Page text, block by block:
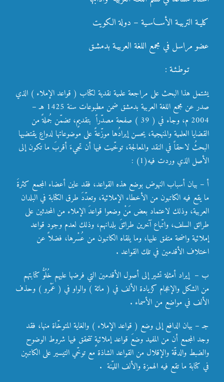
كليـة التربيـة الأسـاسـية – دولة الكويت
عضو مراسل في مجمع اللغة العربيـة بدمشـق
تـوطـئـة :
يشتمل هذا البحث على مراجعة علمية نقدية لكتاب ( قواعد الإملاء ) الذي
صدر عن مجمع اللغة العربية بدمشق ضمن مطبوعات سنة 1425 هـ –
2004 م، وجاء في ( 39 ) صفحة مصدّراً بتقديمٍ، تضمّن جُملةً من
القضايا العلمية والمنهجية، يحسن إيرادُها موزّعةً على موضوعاتها لدواعٍ يقتضيها
البحثُ لاحقاً في النقد والمعالجة، توخّيت فيها أن تجيءَ أقربَ ما تكون إلى
الأصل الذي وردت فيه(1) :
أ – بيان أسباب النهوض بوضع هذه القواعد، فقد عاين أعضاء المجمع كثرةَ
ما يقع فيه الكاتبون من الأخطاء الإملائية، وتعدّدَ طرق الكتابة في البلدان
العربية، وذلك لاعتماد بعض مَنْ وضعوا قواعدَ الإملاء من المحدثين على
طرائق السلف، واتّباع آخرين طرائقَ بلدانهم، وذلك لعدم وجود قواعد
إملائية واضحة متفق عليها، وما يلقاه الكاتبون من عُسْرها، فضلاً عن
اختلاف الأقدمين في تلك القواعد .
ب – إيراد أمثلة تشير إلى أصول الأقدمين التي فرضها عليهم خُلُوُّ كتابتهم
من الشكل والإعجام كزيادة الألف في ( مائة ) والواو في ( عَمْرو ) وحذف
الألف في مواضع من الأسماء .
جـ – بيان الدافع إلى وضع ( قواعد الإملاء ) والغاية المتوخّاة منها، فقد
وجد المجمع أن من المفيد وضعَ قواعد إملائيةٍ تتحقق فيها شروط الوضوح
والضبط والدقّة والإقلال من القواعد الشاذة مع توخّي التيسير على الكاتبين
في كتابة ما تقع فيه الهمزة والألف الليّنة .